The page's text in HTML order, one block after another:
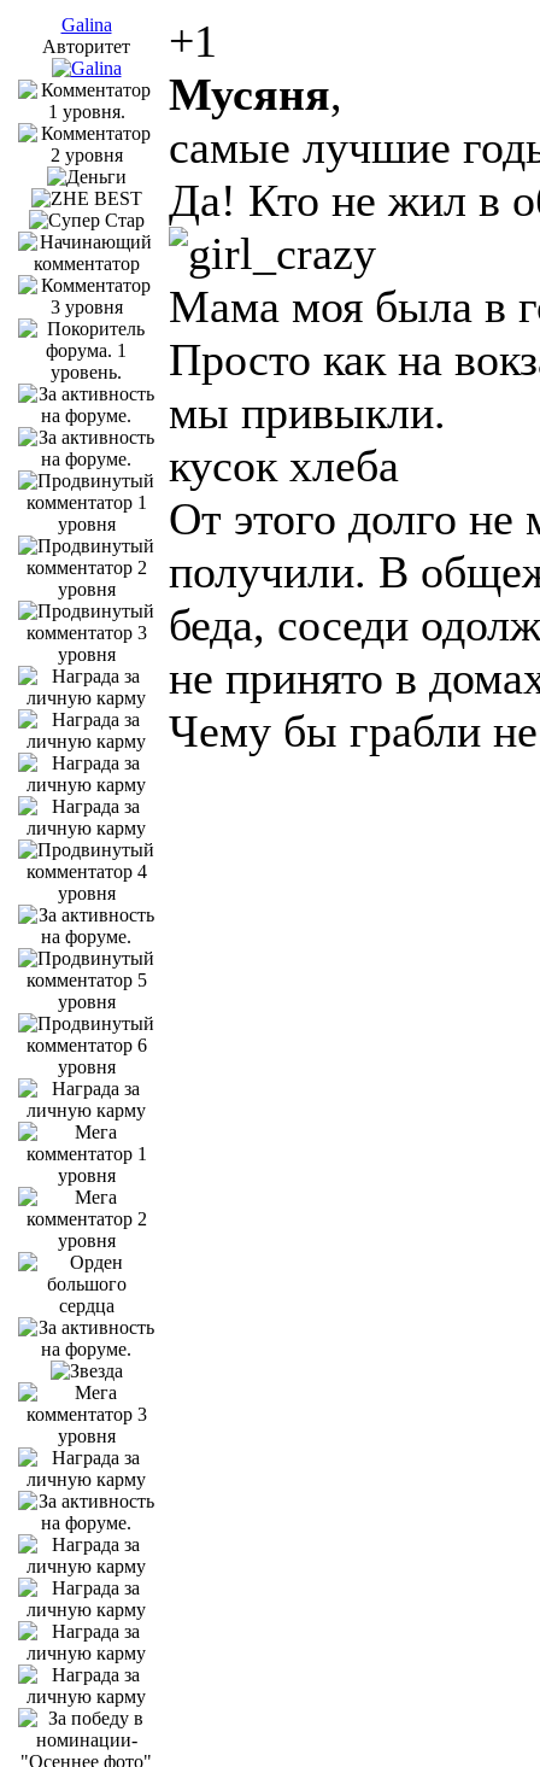
Galina
Авторитет
+1
Мусяня,
самые лучшие
Да! Кто не жил в
Мама моя была в
Просто как на
мы привыкли.
кусок хлеба
От этого долго не
получили. В
беда, соседи
не принято в
Чему бы грабли